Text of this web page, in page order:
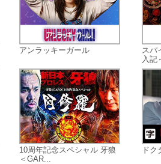
育てする未来はあるの
は、一人っ子の都の肩
の介護問題の行く末は
「彼との出会いは、私
行くんでしょうか…？」
に、親の介護に自分自身
思い悩んで、そんな自
ぐると移り変わっていく
が自転しながら、公転
――。決断力がなく、諦
を行ったり来たりの都
ら、ひたむきに「幸せ」
アンラッキーガール
10周年記念スペシャル 牙狼
＜GAR...
スパ
入記
ドク